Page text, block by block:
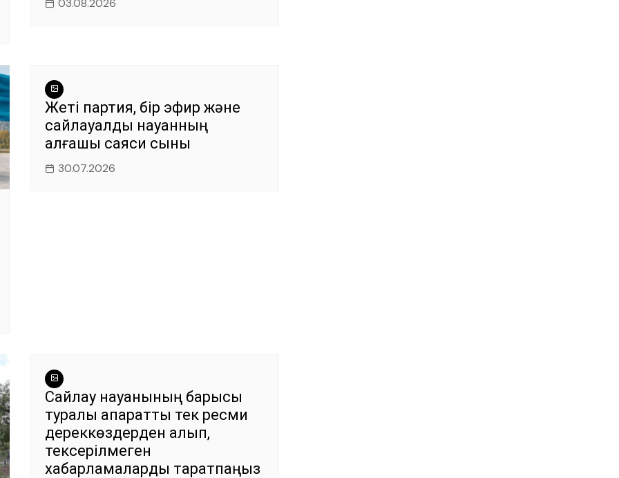
03.08.2026
Жеті партия, бір эфир және
сайлауалды науқанның
алғашқы саяси сыны
30.07.2026
Сайлау науқанының барысы
туралы ақпаратты тек ресми
дереккөздерден алып,
тексерілмеген
хабарламаларды таратпаңыз